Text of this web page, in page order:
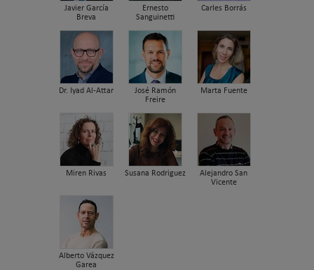
Javier García
Breva
Ernesto
Sanguinetti
Carles Borrás
Dr. Iyad Al-Attar
José Ramón
Freire
Marta Fuente
Miren Rivas Susana Rodriguez
Alejandro San
Vicente
Alberto Vázquez
Garea